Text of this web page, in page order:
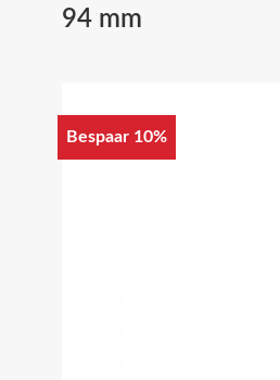
94 mm
Bespaar 10%